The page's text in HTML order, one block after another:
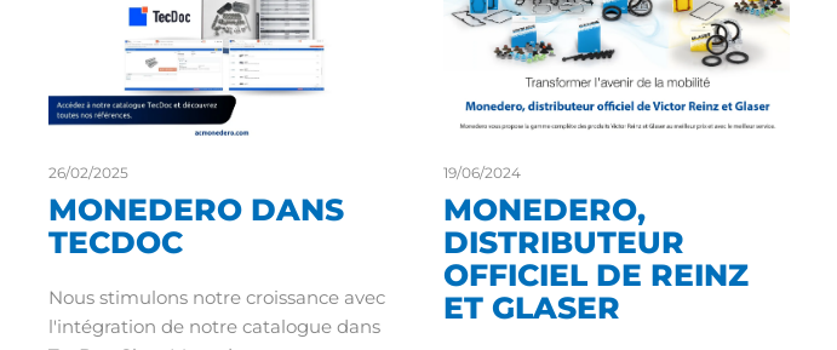
26/02/2025
MONEDERO DANS
TECDOC
Nous stimulons notre croissance avec
l'intégration de notre catalogue dans
19/06/2024
MONEDERO,
DISTRIBUTEUR
OFFICIEL DE REINZ
ET GLASER